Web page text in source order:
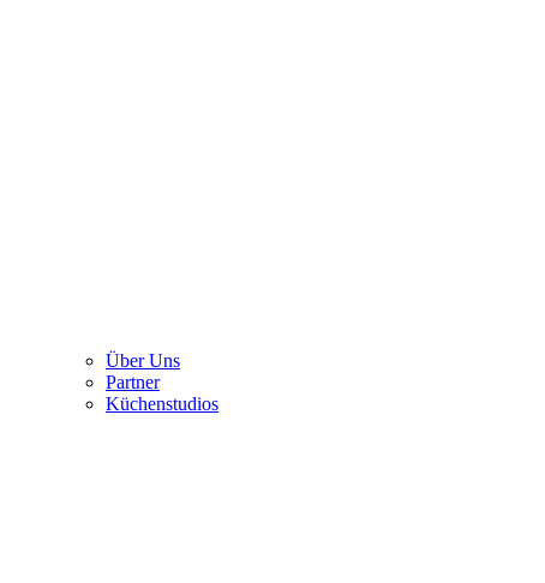
Über Uns
Partner
Küchenstudios